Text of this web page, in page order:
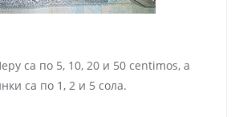
са по 5, 10, 20 и 50 centimos, а
са по 1, 2 и 5 сола.